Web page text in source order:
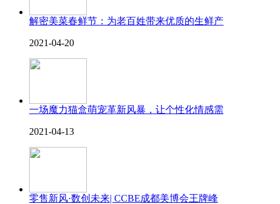
解密美菜春鲜节：为老百姓带来优质的生鲜产
2021-04-20
一场魔力猫盒萌宠革新风暴，让个性化情感需
2021-04-13
零售新风·数创未来| CCBE成都美博会王牌峰